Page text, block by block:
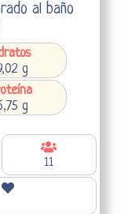
al baño
g
g
11